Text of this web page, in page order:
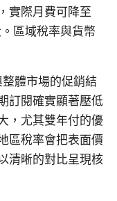
實際月費可降至
區域稅率與貨幣
體市場的促銷結
訂閱確實顯著壓低
，尤其雙年付的優
區稅率會把表面價
清晰的對比呈現核